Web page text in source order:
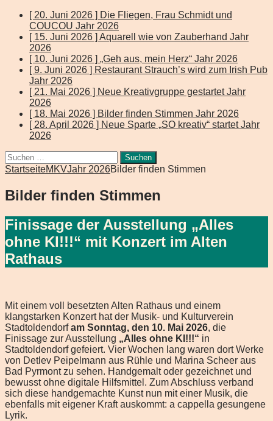
[ 20. Juni 2026 ] Die Fliegen, Frau Schmidt und
COUCOU Jahr 2026
[ 15. Juni 2026 ] Aquarell wie von Zauberhand Jahr
2026
[ 10. Juni 2026 ] „Geh aus, mein Herz“ Jahr 2026
[ 9. Juni 2026 ] Restaurant Strauch’s wird zum Irish Pub
Jahr 2026
[ 21. Mai 2026 ] Neue Kreativgruppe gestartetJahr
2026
[ 18. Mai 2026 ] Bilder finden Stimmen Jahr 2026
[ 28. April 2026 ] Neue Sparte „SO kreativ“ startetJahr
2026
Suchen
nach:
StartseiteMKVJahr 2026Bilder finden Stimmen
Bilder finden Stimmen
Finissage der Ausstellung „Alles
ohne KI!!!“ mit Konzert im Alten
Rathaus
Mit einem voll besetzten Alten Rathaus und einem
klangstarken Konzert hat der Musik- und Kulturverein
Stadtoldendorfam Sonntag, den 10. Mai 2026, die
Finissage zur Ausstellung „Alles ohne KI!!!“ in
Stadtoldendorf gefeiert. Vier Wochen lang waren dort Werke
von Detlev Peipelmann aus Rühle und Marina Scheer aus
Bad Pyrmont zu sehen. Handgemalt oder gezeichnet und
bewusst ohne digitale Hilfsmittel. Zum Abschluss verband
sich diese handgemachte Kunst nun mit einer Musik, die
ebenfalls mit eigener Kraft auskommt: a cappella gesungene
Lyrik.